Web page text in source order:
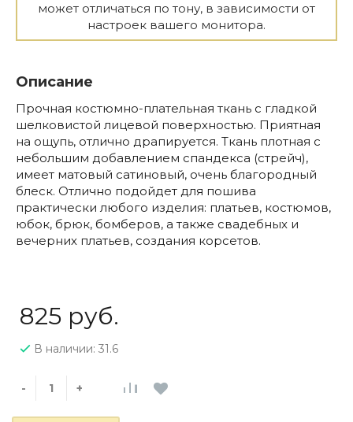
может отличаться по тону, в зависимости от
настроек вашего монитора.
Описание
Прочная костюмно-плательная ткань с гладкой
шелковистой лицевой поверхностью. Приятная
на ощупь, отлично драпируется. Ткань плотная с
небольшим добавлением спандекса (стрейч),
имеет матовый сатиновый, очень благородный
блеск. Отлично подойдет для пошива
практически любого изделия: платьев, костюмов,
юбок, брюк, бомберов, а также свадебных и
вечерних платьев, создания корсетов.
825 руб.
В наличии: 31.6
- +